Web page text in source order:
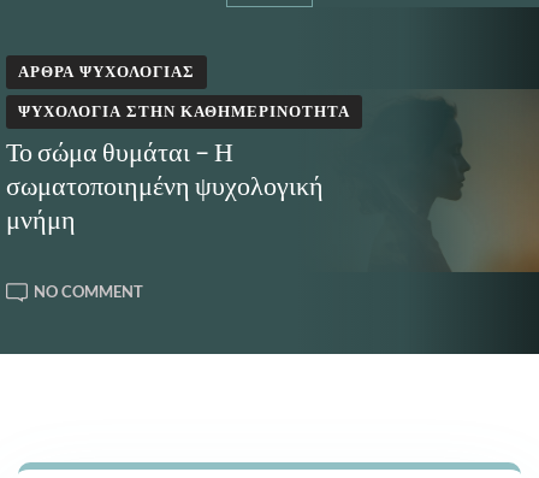
ΆΡΘΡΑ ΨΥΧΟΛΟΓΊΑΣ
ΨΥΧΟΛΟΓΊΑ ΣΤΗΝ ΚΑΘΗΜΕΡΙΝΌΤΗΤΑ
Το σώμα θυμάται – Η
σωματοποιημένη ψυχολογική
μνήμη
NO COMMENTON